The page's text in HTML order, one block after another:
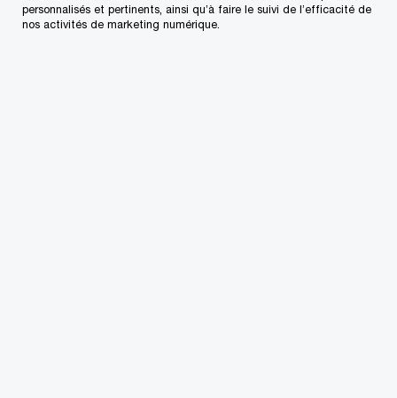
personnalisés et pertinents, ainsi qu’à faire le suivi de l’efficacité de
nos activités de marketing numérique.